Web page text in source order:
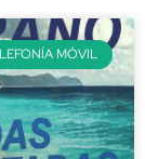
MÓVIL